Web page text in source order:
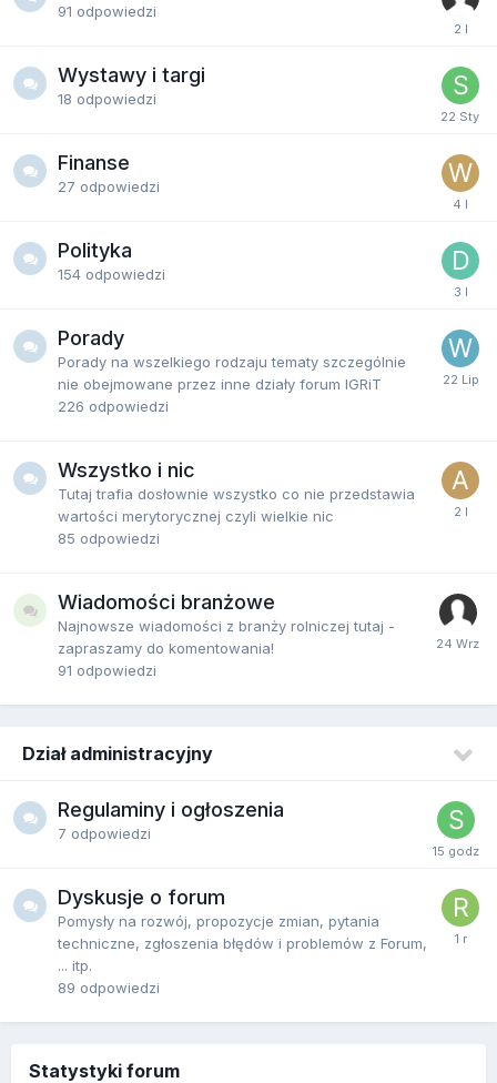
91 odpowiedzi
Wystawy i targi
18 odpowiedzi
Finanse
27 odpowiedzi
Polityka
154 odpowiedzi
Porady
Porady na wszelkiego rodzaju tematy szczególnie
nie obejmowane przez inne działy forum IGRiT
226 odpowiedzi
Wszystko i nic
Tutaj trafia dosłownie wszystko co nie przedstawia
wartości merytorycznej czyli wielkie nic
85 odpowiedzi
Wiadomości branżowe
Najnowsze wiadomości z branży rolniczej tutaj -
zapraszamy do komentowania!
91 odpowiedzi
Dział administracyjny
Regulaminy i ogłoszenia
7 odpowiedzi
Dyskusje o forum
Pomysły na rozwój, propozycje zmian, pytania
techniczne, zgłoszenia błędów i problemów z Forum,
... itp.
89 odpowiedzi
Statystyki forum